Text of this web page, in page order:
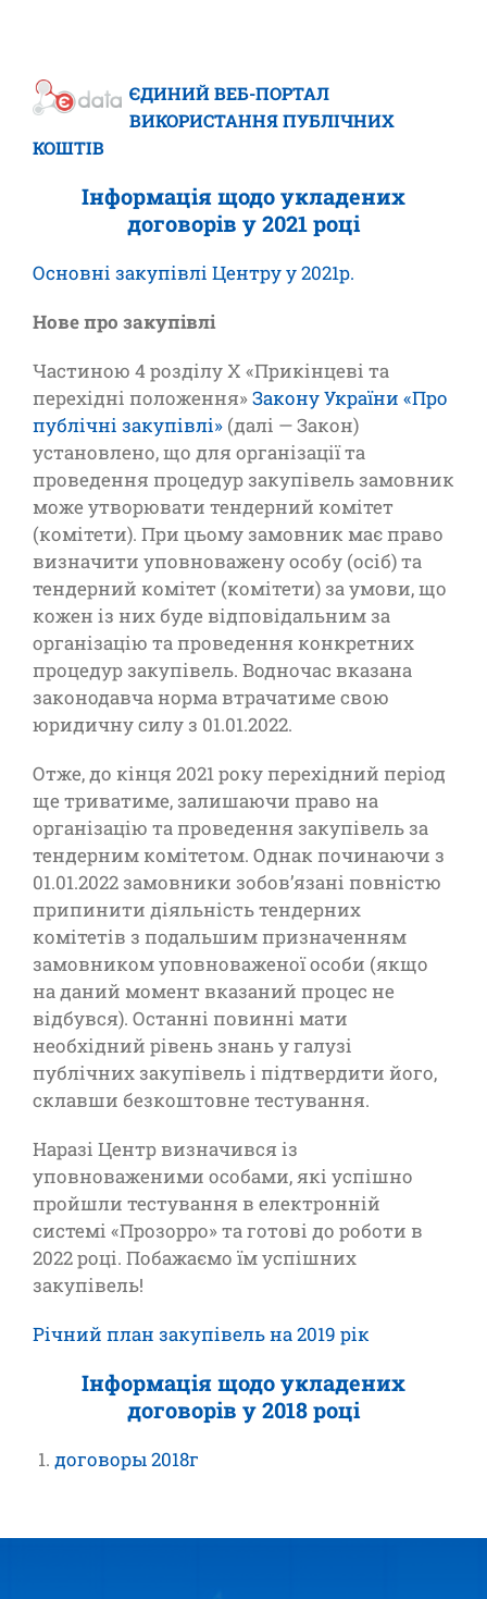
ЄДИНИЙ ВЕБ-ПОРТАЛ
ВИКОРИСТАННЯ ПУБЛІЧНИХ
КОШТІВ
Інформація щодо укладених
договорів у 2021 році
Основні закупівлі Центру у 2021р.
Нове про закупівлі
Частиною 4 розділу Х «Прикінцеві та
перехідні положення»Закону України «Про
публічні закупівлі» (далі — Закон)
установлено, що для організації та
проведення процедур закупівель замовник
може утворювати тендерний комітет
(комітети). При цьому замовник має право
визначити уповноважену особу (осіб) та
тендерний комітет (комітети) за умови, що
кожен із них буде відповідальним за
організацію та проведення конкретних
процедур закупівель. Водночас вказана
законодавча норма втрачатиме свою
юридичну силу з 01.01.2022.
Отже, до кінця 2021 року перехідний період
ще триватиме, залишаючи право на
організацію та проведення закупівель за
тендерним комітетом. Однак починаючи з
01.01.2022 замовники зобов’язані повністю
припинити діяльність тендерних
комітетів з подальшим призначенням
замовником уповноваженої особи (якщо
на даний момент вказаний процес не
відбувся). Останні повинні мати
необхідний рівень знань у галузі
публічних закупівель і підтвердити його,
склавши безкоштовне тестування.
Наразі Центр визначився із
уповноваженими особами, які успішно
пройшли тестування в електронній
системі «Прозорро» та готові до роботи в
2022 році. Побажаємо їм успішних
закупівель!
Річний план закупівель на 2019 рік
Інформація щодо укладених
договорів у 2018 році
договоры 2018г